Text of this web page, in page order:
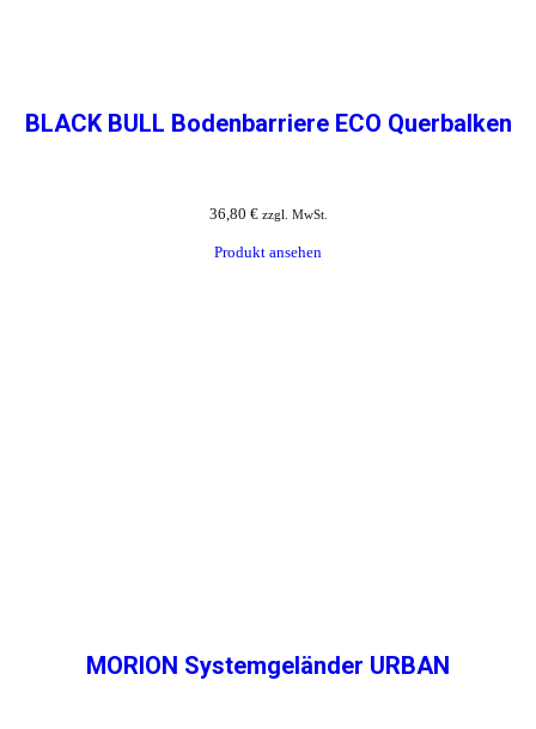
BLACK BULL Bodenbarriere ECO Querbalken
36,80 € zzgl. MwSt.
Produkt ansehen
MORION Systemgeländer URBAN